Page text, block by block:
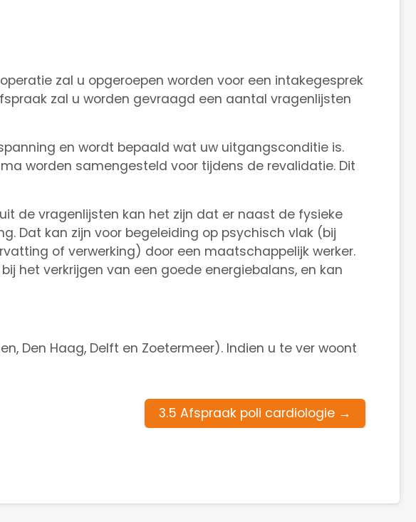
zal u opgeroepen worden voor een intakegesprek
zal u worden gevraagd een aantal vragenlijsten
en wordt bepaald wat uw uitgangsconditie is.
worden samengesteld voor tijdens de revalidatie. Dit
de vragenlijsten kan het zijn dat er naast de fysieke
Dat kan zijn voor begeleiding op psychisch vlak (bij
of verwerking) door een maatschappelijk werker.
het verkrijgen van een goede energiebalans, en kan
Den Haag, Delft en Zoetermeer). Indien u te ver woont
3.5 Afspraak poli cardiologie →